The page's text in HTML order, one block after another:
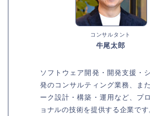
コンサルタント
牛尾太郎
ソフトウェア開発・開発支援・
発のコンサルティング業務、ま
ーク設計・構築・運用など、プ
ョナルの技術を提供する企業です